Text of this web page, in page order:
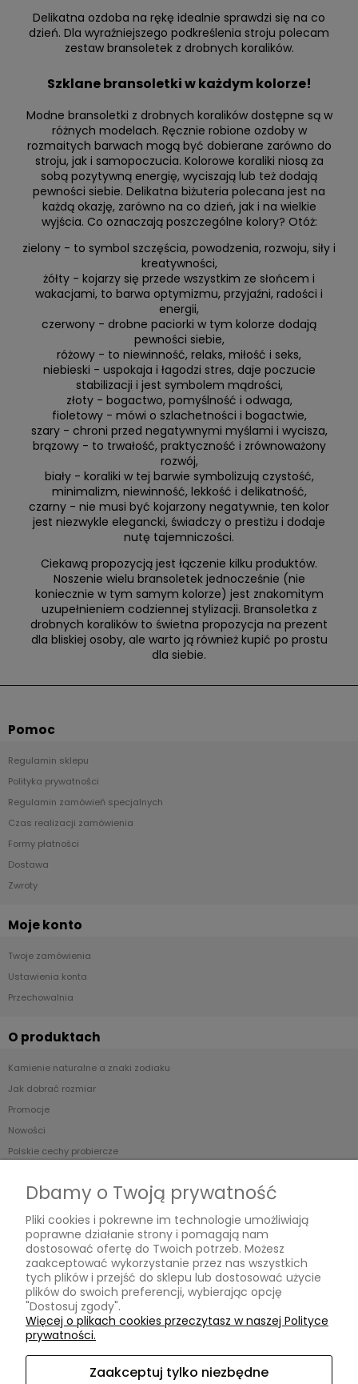
Delikatna ozdoba na rękę idealnie sprawdzi się na co
dzień. Dla wyraźniejszego podkreślenia stroju polecam
zestaw bransoletek z drobnych koralików.
Szklane bransoletki w każdym kolorze!
Modne bransoletki z drobnych koralików dostępne są w
różnych modelach. Ręcznie robione ozdoby w
rozmaitych barwach mogą być dobierane zarówno do
stroju, jak i samopoczucia. Kolorowe koraliki niosą za
sobą pozytywną energię, wyciszają lub też dodają
pewności siebie. Delikatna biżuteria polecana jest na
każdą okazję, zarówno na co dzień, jak i na wielkie
wyjścia. Co oznaczają poszczególne kolory? Otóż:
zielony - to symbol szczęścia, powodzenia, rozwoju, siły i
kreatywności,
żółty - kojarzy się przede wszystkim ze słońcem i
wakacjami, to barwa optymizmu, przyjaźni, radości i
energii,
czerwony - drobne paciorki w tym kolorze dodają
pewności siebie,
różowy - to niewinność, relaks, miłość i seks,
niebieski - uspokaja i łagodzi stres, daje poczucie
stabilizacji i jest symbolem mądrości,
złoty - bogactwo, pomyślność i odwaga,
fioletowy - mówi o szlachetności i bogactwie,
szary - chroni przed negatywnymi myślami i wycisza,
brązowy - to trwałość, praktyczność i zrównoważony
rozwój,
biały - koraliki w tej barwie symbolizują czystość,
minimalizm, niewinność, lekkość i delikatność,
czarny - nie musi być kojarzony negatywnie, ten kolor
jest niezwykle elegancki, świadczy o prestiżu i dodaje
nutę tajemniczości.
Ciekawą propozycją jest łączenie kilku produktów.
Noszenie wielu bransoletek jednocześnie (nie
koniecznie w tym samym kolorze) jest znakomitym
uzupełnieniem codziennej stylizacji. Bransoletka z
drobnych koralików to świetna propozycja na prezent
dla bliskiej osoby, ale warto ją również kupić po prostu
dla siebie.
Pomoc
Regulamin sklepu
Polityka prywatności
Regulamin zamówień specjalnych
Czas realizacji zamówienia
Formy płatności
Dostawa
Zwroty
Moje konto
Twoje zamówienia
Ustawienia konta
Przechowalnia
O produktach
Kamienie naturalne a znaki zodiaku
Jak dobrać rozmiar
Promocje
Nowości
Polskie cechy probiercze
Dowiedz się więcej
O Magnesce
Warsztaty
Magneska Facebook
Magneska Instagram
Rabaty
Kontakt
Kontakt i dane firmy
Dbamy o Twoją prywatność
Pliki cookies i pokrewne im technologie umożliwiają
poprawne działanie strony i pomagają nam
dostosować ofertę do Twoich potrzeb. Możesz
zaakceptować wykorzystanie przez nas wszystkich
tych plików i przejść do sklepu lub dostosować użycie
plików do swoich preferencji, wybierając opcję
"Dostosuj zgody".
Więcej o plikach cookies przeczytasz w naszej Polityce
prywatności.
Zaakceptuj tylko niezbędne